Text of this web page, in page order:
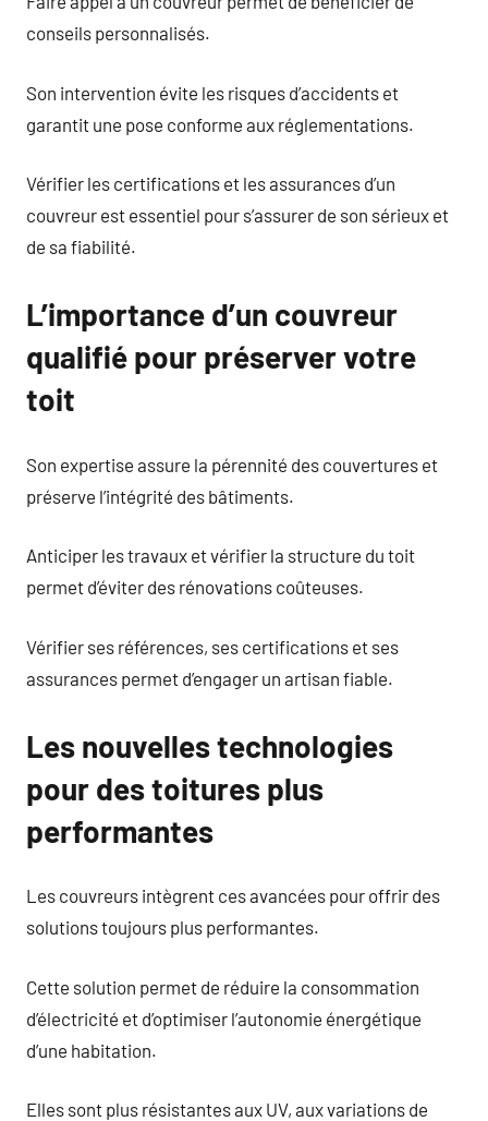
conseils personnalisés.
Son intervention évite les risques d’accidents et
garantit une pose conforme aux réglementations.
Vérifier les certifications et les assurances d’un
couvreur est essentiel pour s’assurer de son sérieux et
de sa fiabilité.
L’importance d’un couvreur
qualifié pour préserver votre
toit
Son expertise assure la pérennité des couvertures et
préserve l’intégrité des bâtiments.
Anticiper les travaux et vérifier la structure du toit
permet d’éviter des rénovations coûteuses.
Vérifier ses références, ses certifications et ses
assurances permet d’engager un artisan fiable.
Les nouvelles technologies
pour des toitures plus
performantes
Les couvreurs intègrent ces avancées pour offrir des
solutions toujours plus performantes.
Cette solution permet de réduire la consommation
d’électricité et d’optimiser l’autonomie énergétique
d’une habitation.
Elles sont plus résistantes aux UV, aux variations de